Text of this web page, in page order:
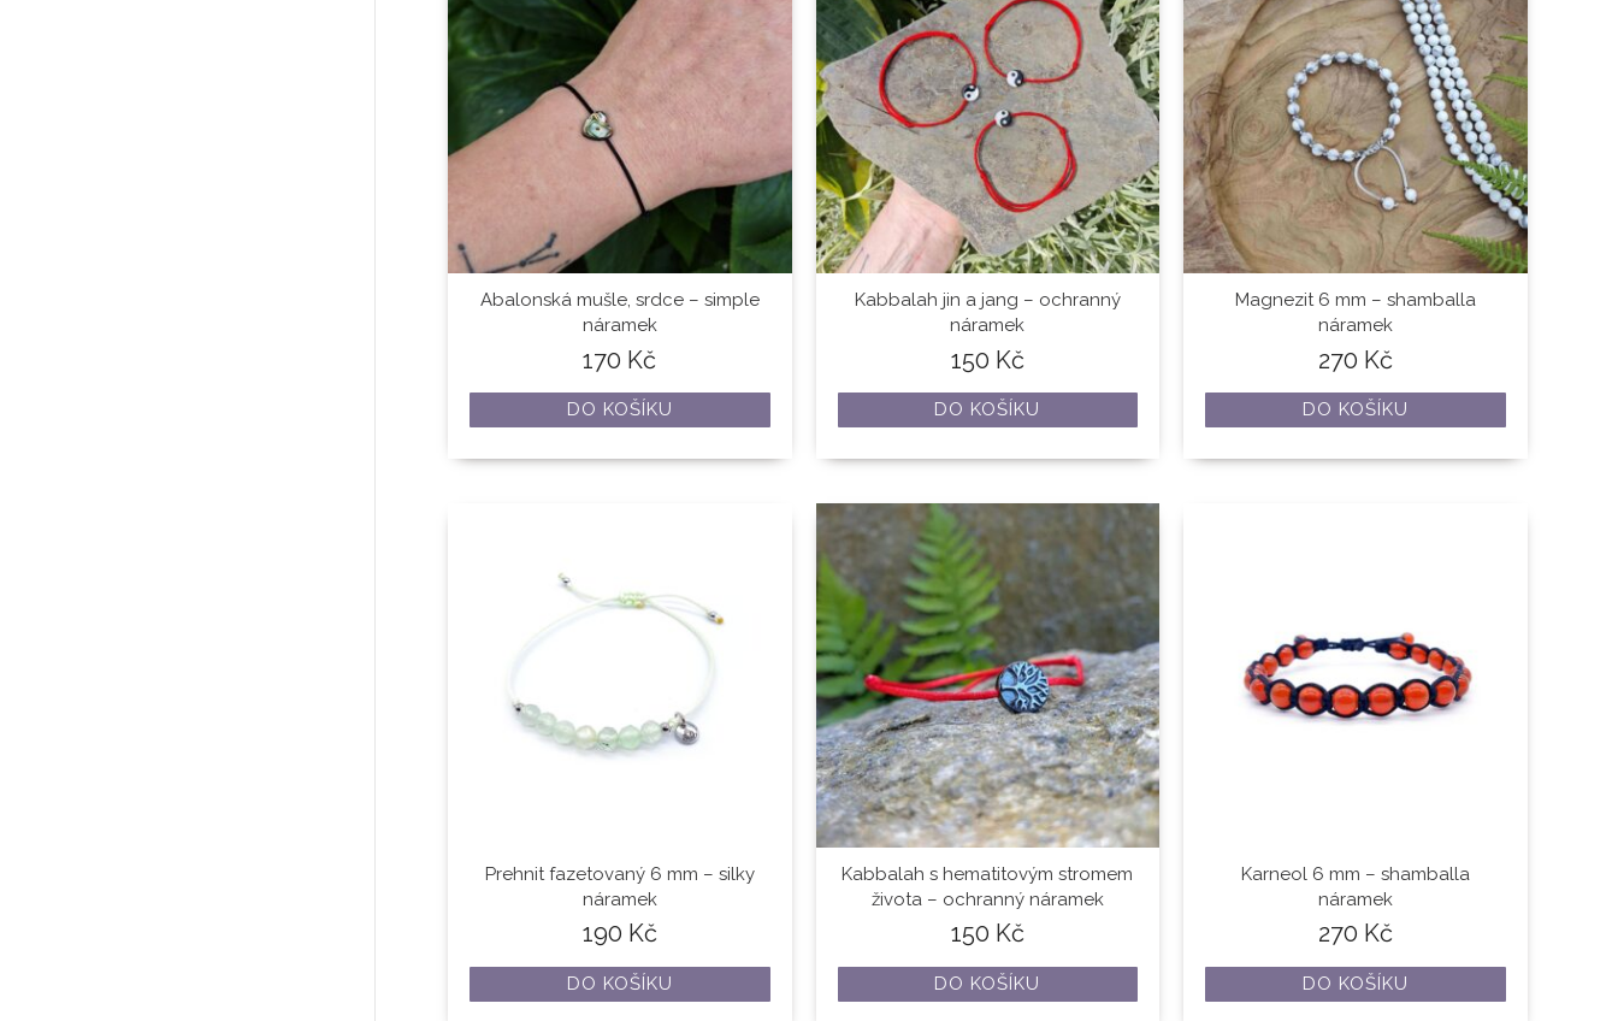
Abalonská mušle, srdce – simple
náramek
170 Kč
DO KOŠÍKU
Kabbalah jin a jang – ochranný
náramek
150 Kč
DO KOŠÍKU
Magnezit 6 mm – shamballa
náramek
270 Kč
DO KOŠÍKU
Prehnit fazetovaný 6 mm – silky
náramek
190 Kč
DO KOŠÍKU
Kabbalah s hematitovým stromem
života – ochranný náramek
150 Kč
DO KOŠÍKU
Karneol 6 mm – shamballa
náramek
270 Kč
DO KOŠÍKU